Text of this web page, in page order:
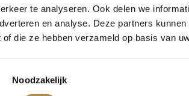
te analyseren. Ook delen we
en analyse. Deze partners
of die ze hebben verzameld op basis van
Noodzakelijk